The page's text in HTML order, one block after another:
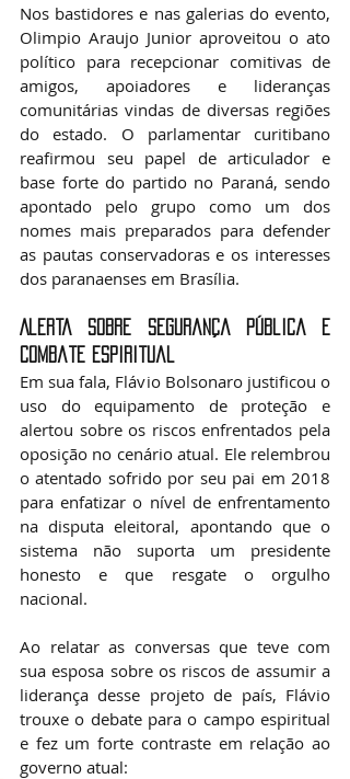
Nos bastidores e nas galerias do evento,
Olimpio Araujo Junior aproveitou o ato
político para recepcionar comitivas de
amigos, apoiadores e lideranças
comunitárias vindas de diversas regiões
do estado. O parlamentar curitibano
reafirmou seu papel de articulador e
base forte do partido no Paraná, sendo
apontado pelo grupo como um dos
nomes mais preparados para defender
as pautas conservadoras e os interesses
dos paranaenses em Brasília.
Alerta sobre segurança pública e
combate espiritual
Em sua fala, Flávio Bolsonaro justificou o
uso do equipamento de proteção e
alertou sobre os riscos enfrentados pela
oposição no cenário atual. Ele relembrou
o atentado sofrido por seu pai em 2018
para enfatizar o nível de enfrentamento
na disputa eleitoral, apontando que o
sistema não suporta um presidente
honesto e que resgate o orgulho
nacional.
Ao relatar as conversas que teve com
sua esposa sobre os riscos de assumir a
liderança desse projeto de país, Flávio
trouxe o debate para o campo espiritual
e fez um forte contraste em relação ao
governo atual: